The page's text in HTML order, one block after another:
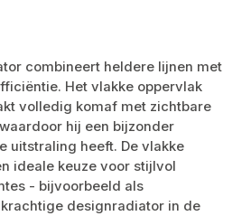
en zijpanelen. Technische details:
13 bar). Maximale temperatuur: 110°C.
middenonder, 4 x G 1/2 inch aan de zijkant
op 4 tabs (vanaf BL 1800 mm 6 tabs).
en in hoogte verstelbare kunststof
pluggen. Betrouwbare afdichting:
van vernikkeld messing.
variant: Plan Ventil Compact
ideaal voor toepassingen in de
verpakking: gemonteerd verpakt met
krimpfolie.
combineert heldere lijnen met
Het vlakke oppervlak
volledig komaf met zichtbare
hij een bijzonder
uitstraling heeft. De vlakke
ideale keuze voor stijlvol
- bijvoorbeeld als
designradiator in de